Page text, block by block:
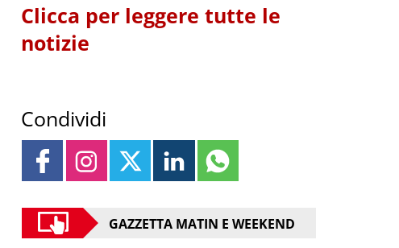
Clicca per leggere tutte le
notizie
Condividi
GAZZETTA MATIN E WEEKEND